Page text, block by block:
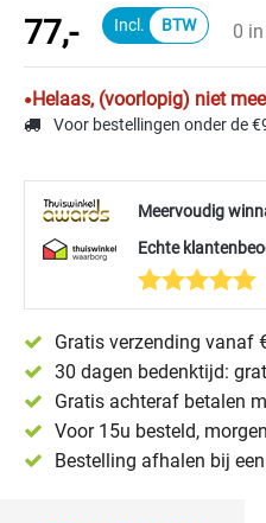
77,- 0
Helaas, (voorlopig) niet
Voor bestellingen onder de
Meervoudig
Echte
Gratis verzending vanaf
30 dagen bedenktijd:
Gratis achteraf betalen
Voor 15u besteld,
Bestelling afhalen bij